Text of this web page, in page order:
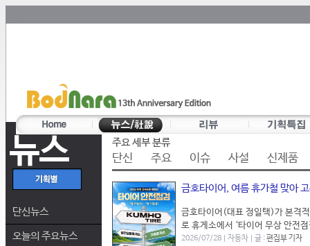
뉴스
단신뉴스
오늘의 주요뉴스
주요 세부 분류
단신 주요 이슈 사설 신제품
금호타이어, 여름 휴가철 맞아
금호타이어(대표 정일택)가 본격
로 휴게소에서 ‘타이어 무상 안전
2026/07/28 | 자동차 | 글 :편집부 기자